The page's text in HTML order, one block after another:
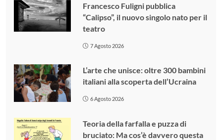
Francesco Fuligni pubblica
“Calipso”, il nuovo singolo nato per il
teatro
7 Agosto 2026
L’arte che unisce: oltre 300 bambini
italiani alla scoperta dell’Ucraina
6 Agosto 2026
Teoria della farfalla e puzza di
bruciato: Ma cos’è davvero questa